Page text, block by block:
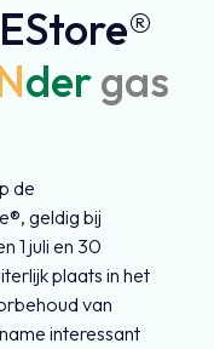
dergas
de
geldig bij
1 juli en 30
plaats in het
van
interessant